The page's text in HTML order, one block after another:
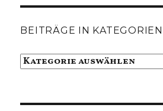
BEITRÄGE IN KATEGORIEN
Beiträge